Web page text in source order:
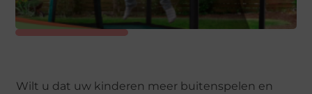
Wilt u dat uw kinderen meer buitenspelen en